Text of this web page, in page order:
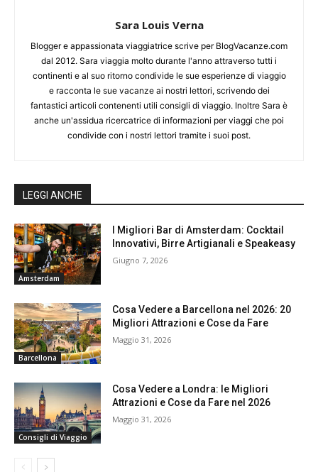
Sara Louis Verna
Blogger e appassionata viaggiatrice scrive per BlogVacanze.com
dal 2012. Sara viaggia molto durante l'anno attraverso tutti i
continenti e al suo ritorno condivide le sue esperienze di viaggio
e racconta le sue vacanze ai nostri lettori, scrivendo dei
fantastici articoli contenenti utili consigli di viaggio. Inoltre Sara è
anche un'assidua ricercatrice di informazioni per viaggi che poi
condivide con i nostri lettori tramite i suoi post.
LEGGI ANCHE
Amsterdam
I Migliori Bar di Amsterdam: Cocktail
Innovativi, Birre Artigianali e Speakeasy
Giugno 7, 2026
Barcellona
Cosa Vedere a Barcellona nel 2026: 20
Migliori Attrazioni e Cose da Fare
Maggio 31, 2026
Consigli di Viaggio
Cosa Vedere a Londra: le Migliori
Attrazioni e Cose da Fare nel 2026
Maggio 31, 2026